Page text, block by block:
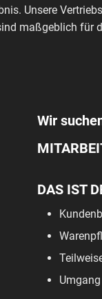
Unsere
maßgeblich für
Wir
DAS IST